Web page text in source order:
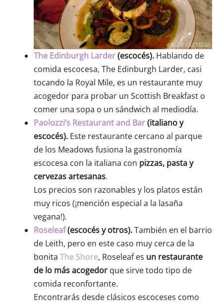
The Edinburgh Larder(escocés). Hablando de
comida escocesa, The Edinburgh Larder, casi
tocando la Royal Mile, es un restaurante muy
acogedor para probar un Scottish Breakfast o
comer una sopa o un sándwich al mediodía.
Paolozzi’s Restaurant and Bar(italiano y
escocés). Este restaurante cercano al parque
de los Meadows fusiona la gastronomía
escocesa con la italiana con pizzas, pasta y
cervezas artesanas.
Los precios son razonables y los platos están
muy ricos (¡mención especial a la lasaña
vegana!).
Roseleaf(escocés y otros).También en el barrio
de Leith, pero en este caso muy cerca de la
bonita The Shore, Roseleaf es un restaurante
de lo más acogedor que sirve todo tipo de
comida reconfortante.
Encontrarás desde clásicos escoceses como